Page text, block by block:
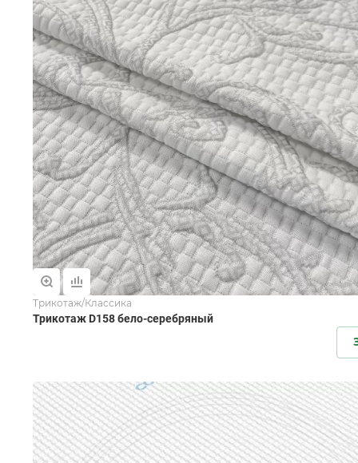
Трикотаж/Классика
Трикотаж D158 бело-серебряный